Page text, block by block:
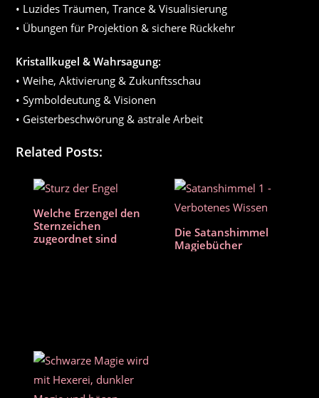
• Luzides Träumen, Trance & Visualisierung
• Übungen für Projektion & sichere Rückkehr
Kristallkugel & Wahrsagung:
• Weihe, Aktivierung & Zukunftsschau
• Symboldeutung & Visionen
• Geisterbeschwörung & astrale Arbeit
Related Posts:
Welche Erzengel den
Sternzeichen
zugeordnet sind
Die Satanshimmel
Magiebücher